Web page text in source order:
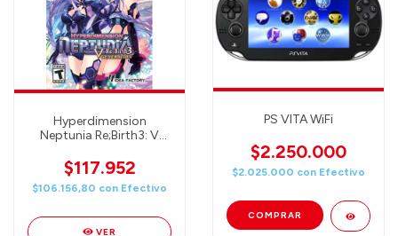
Hyperdimension
Neptunia Re;Birth3: V
$117.952
$106.156,80 con Efectivo
VER
PS VITA WiFi
$2.250.000
$2.025.000 con Efectivo